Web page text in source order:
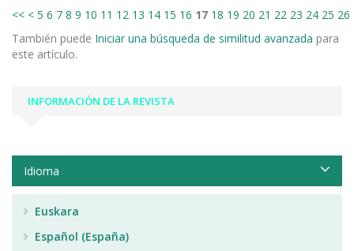
<< < 5 6 7 8 9 10 11 12 13 14 15 16 17 18 19 20 21 22 23 24 25 26
También puede Iniciar una búsqueda de similitud avanzada para
este artículo.
INFORMACIÓN DE LA REVISTA
Idioma
Euskara
Español (España)